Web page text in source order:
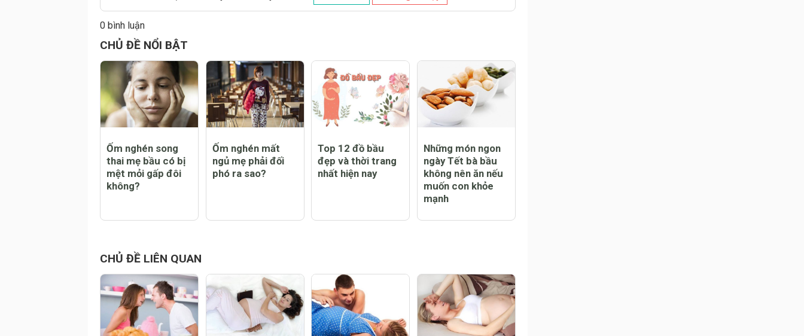
0 bình luận
Đăng
CHỦ ĐỀ NỔI BẬT
mệt mỏi gấp đôi
phó ra sao?
nhất hiện nay
Những món ngon
không nên ăn nếu
CHỦ ĐỀ LIÊN QUAN